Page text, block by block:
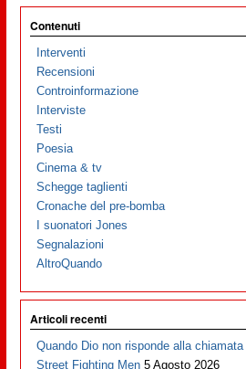
Contenuti
Interventi
Recensioni
Controinformazione
Interviste
Testi
Poesia
Cinema & tv
Schegge taglienti
Cronache del pre-bomba
I suonatori Jones
Segnalazioni
AltroQuando
Articoli recenti
Quando Dio non risponde alla chiamata
Street Fighting Men 5 Agosto 2026